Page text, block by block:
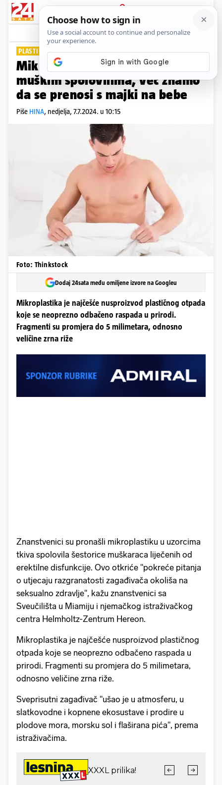
PRIJAVA
Lifestyle Komentari
PLASTIKA PRODIRE U SVE
Mikroplastika pronađena i u
muškim spolovilima, već znamo
da se prenosi s majki na bebe
Piše HINA, nedjelja, 7.7.2024. u 10:15
Foto: Thinkstock
Dodaj 24sata među omiljene izvore na Googleu
Mikroplastika je najčešće nusproizvod plastičnog otpada
koje se neoprezno odbačeno raspada u prirodi.
Fragmenti su promjera do 5 milimetara, odnosno
veličine zrna riže
Znanstvenici su pronašli mikroplastiku u uzorcima
tkiva spolovila šestorice muškaraca liječenih od
erektilne disfunkcije. Ovo otkriće "pokreće pitanja
o utjecaju razgranatosti zagađivača okoliša na
seksualno zdravlje", kažu znanstvenici sa
Sveučilišta u Miamiju i njemačkog istraživačkog
centra Helmholtz-Zentrum Hereon.
Mikroplastika je najčešće nusproizvod plastičnog
otpada koje se neoprezno odbačeno raspada u
prirodi. Fragmenti su promjera do 5 milimetara,
odnosno veličine zrna riže.
Sveprisutni zagađivač "ušao je u atmosferu, u
slatkovodne i kopnene ekosustave i prodire u
plodove mora, morsku sol i flaširana pića", prema
istraživačima.